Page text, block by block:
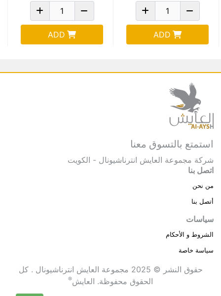
ADD
ADD
استمتع بالتسوق معنا
شركة مجموعة العايش انترناشيونال - الكويت
اتصل بنا
من نحن
أتصل بنا
سياسات
الشروط و الأحكام
سياسة خاصة
حقوق النشر © 2025 مجموعة العايش انترناشيونال . كل
الحقوق محفوظة. العايش®